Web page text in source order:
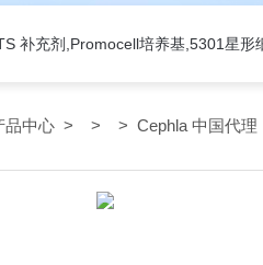
补充剂,Promocell培养基,5301星形
品中心 > > > Cephla 中国代理